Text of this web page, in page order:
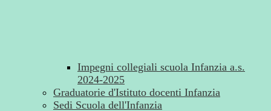
Impegni collegiali scuola Infanzia a.s.
2024-2025
Graduatorie d'Istituto docenti Infanzia
Sedi Scuola dell'Infanzia